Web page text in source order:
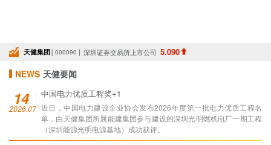
天健集团[ 000090 ] 深圳证券交易所上市公司 5.090
NEWS 天健要闻
14
2026.07
中国电力优质工程奖+1
近日，中国电力建设企业协会发布2026年度第一批电力优质工程名
单，由天健集团所属能建集团参与建设的深圳光明燃机电厂一期工程
（深圳能源光明电源基地）成功获评。